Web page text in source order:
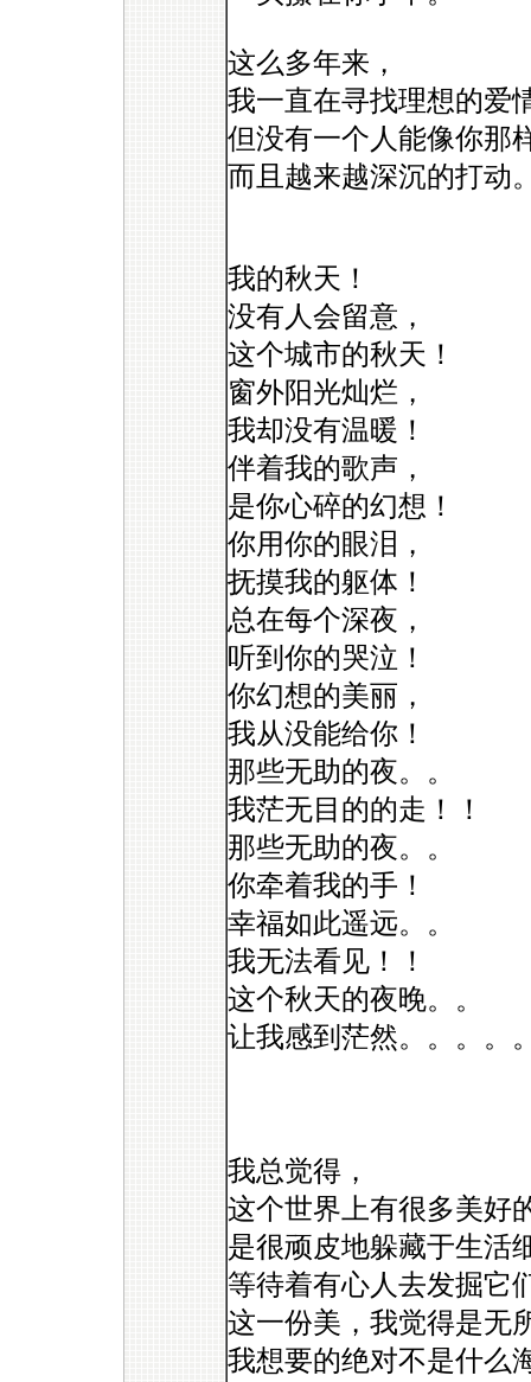
这么多年来，
我一直在寻找理想的爱
但没有一个人能像你那
而且越来越深沉的打动
我的秋天！
没有人会留意，
这个城市的秋天！
窗外阳光灿烂，
我却没有温暖！
伴着我的歌声，
是你心碎的幻想！
你用你的眼泪，
抚摸我的躯体！
总在每个深夜，
听到你的哭泣！
你幻想的美丽，
我从没能给你！
那些无助的夜。。
我茫无目的的走！！
那些无助的夜。。
你牵着我的手！
幸福如此遥远。。
我无法看见！！
这个秋天的夜晚。。
让我感到茫然。。。。
我总觉得，
这个世界上有很多美好
是很顽皮地躲藏于生活
等待着有心人去发掘它
这一份美，我觉得是无
我想要的绝对不是什么